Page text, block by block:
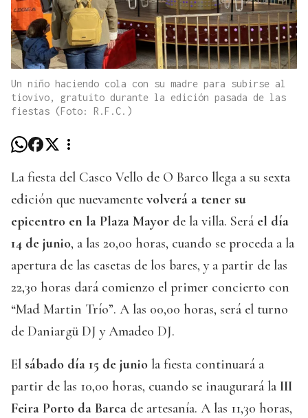
Un niño haciendo cola con su madre para subirse al
tiovivo, gratuito durante la edición pasada de las
fiestas (Foto: R.F.C.)
La fiesta del Casco Vello de O Barco llega a su sexta
edición que nuevamente volverá a tener su
epicentro en la Plaza Mayor de la villa. Será el día
14 de junio, a las 20,00 horas, cuando se proceda a la
apertura de las casetas de los bares, y a partir de las
22,30 horas dará comienzo el primer concierto con
“Mad Martin Trío”. A las 00,00 horas, será el turno
de Daniargü DJ y Amadeo DJ.
El sábado día 15 de junio la fiesta continuará a
partir de las 10,00 horas, cuando se inaugurará la III
Feira Porto da Barca de artesanía. A las 11,30 horas,